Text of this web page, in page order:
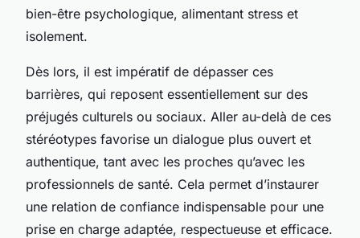
bien-être psychologique, alimentant stress et
isolement.
Dès lors, il est impératif de dépasser ces
barrières, qui reposent essentiellement sur des
préjugés culturels ou sociaux. Aller au-delà de ces
stéréotypes favorise un dialogue plus ouvert et
authentique, tant avec les proches qu’avec les
professionnels de santé. Cela permet d’instaurer
une relation de confiance indispensable pour une
prise en charge adaptée, respectueuse et efficace.